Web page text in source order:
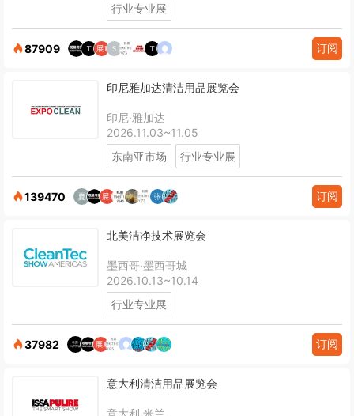
行业专业展
87909 订阅
印尼雅加达清洁用品展览会
印尼·雅加达
2026.11.03~11.05
东南亚市场
行业专业展
139470 订阅
北美洁净技术展览会
墨西哥·墨西哥城
2026.10.13~10.14
行业专业展
37982 订阅
意大利清洁用品展览会
意大利·米兰